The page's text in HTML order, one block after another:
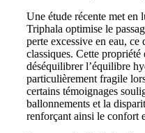
Une étude récente met en
Triphala optimise le
perte excessive en eau,
classiques. Cette propriété
déséquilibrer l’équilibre
particulièrement fragile
certains témoignages
ballonnements et la
renforçant ainsi le confort